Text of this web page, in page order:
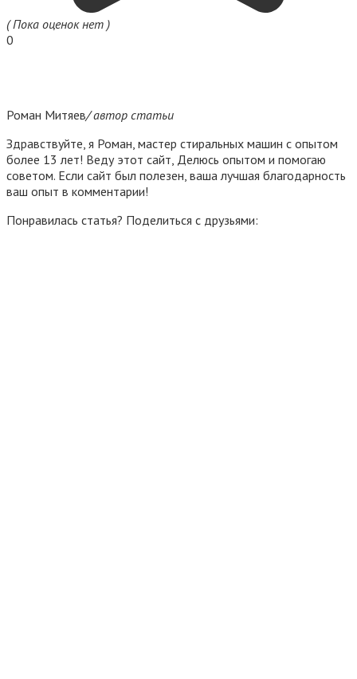
( Пока оценок нет )
0
Роман Митяев/ автор статьи
Здравствуйте, я Роман, мастер стиральных машин с опытом
более 13 лет! Веду этот сайт, Делюсь опытом и помогаю
советом. Если сайт был полезен, ваша лучшая благодарность
ваш опыт в комментарии!
Понравилась статья? Поделиться с друзьями: